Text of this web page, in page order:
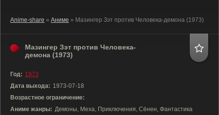
Anime-share » Аниме » Мазингер Зэт против Человека-демона (1973)
Мазингер Зэт против Человека-
демона (1973)
Год: 1973
Дата выхода: 1973-07-18
Возрастное ограничение:
Аниме жанры: Демоны, Меха, Приключения, Сёнен, Фантастика